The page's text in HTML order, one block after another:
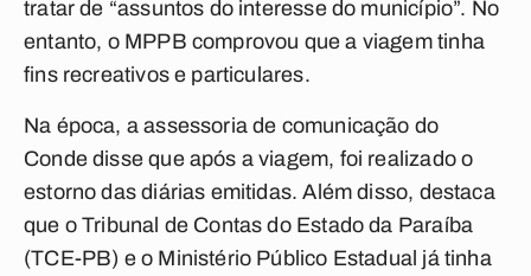
tratar de “assuntos do interesse do município”. No
entanto, o MPPB comprovou que a viagem tinha
fins recreativos e particulares.
Na época, a assessoria de comunicação do
Conde disse que após a viagem, foi realizado o
estorno das diárias emitidas. Além disso, destaca
que o Tribunal de Contas do Estado da Paraíba
(TCE-PB) e o Ministério Público Estadual já tinha